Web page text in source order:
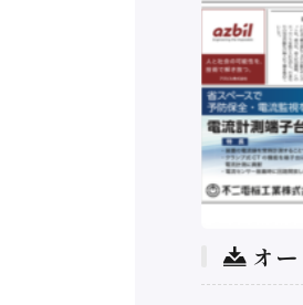
オ